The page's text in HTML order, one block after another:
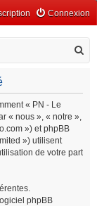
Connexion
« PN - Le
« nous », « notre »,
») et phpBB
») utilisent
de votre part
phpBB